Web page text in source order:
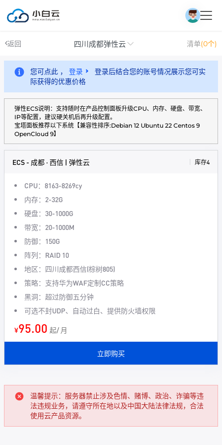
返回 四川成都弹性云 清单(0个)
您可点此 ， 登录
登录后结合您的账号情况展示您可实
际获得的优惠价格
弹性ECS说明：支持随时在产品控制面板升级CPU、内存、硬盘、带宽、
IP等配置，建议硬关机后再升级配置。
宝塔面板推荐以下系统【兼容性排序:Debian 12 Ubuntu 22 Centos 9
OpenCloud 9】
ECS - 成都 · 西信 | 弹性云 库存4
CPU：8163-8269cy
内存：2-32G
硬盘：30-1000G
带宽：20-1000M
防御：150G
阵列：RAID 10
地区：四川成都西信(棕树805)
策略：支持华为WAF定制CC策略
黑洞：超过防御五分钟
可选不封UDP、自动过白、提供防火墙权限
¥95.00 起/ 月
立即购买
温馨提示：服务器禁止涉及色情、赌博、政治、诈骗等违
法违规业务，请遵守所在地以及中国大陆法律法规，合法
使用云产品资源。